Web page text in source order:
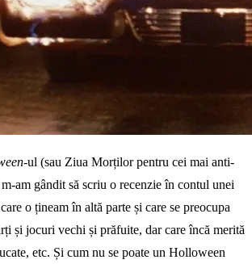
-ul (sau Ziua Morților pentru cei mai anti-
am gândit să scriu o recenzie în contul unei
o țineam în altă parte și care se preocupa
și jocuri vechi și prăfuite, dar care încă merită
etc. Și cum nu se poate un Holloween